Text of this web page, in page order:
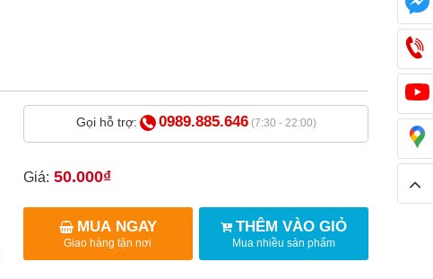
Gọi hỗ trợ: 0989.885.646 (7:30 - 22:00)
Giá: 50.000₫
MUA NGAY
Giao hàng tận nơi
THÊM VÀO GIỎ
Mua nhiều sản phẩm